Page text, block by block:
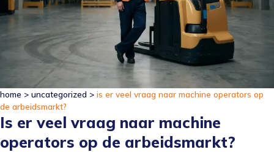
home > uncategorized > is er veel vraag naar machine operators op
de arbeidsmarkt?
Is er veel vraag naar machine
operators op de arbeidsmarkt?